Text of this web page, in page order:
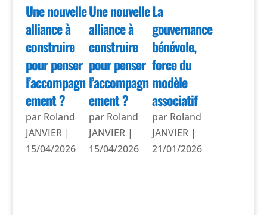
Une nouvelle
alliance à
construire
pour penser
l’accompagn
ement ?
par Roland
JANVIER|
15/04/2026
Une nouvelle
alliance à
construire
pour penser
l’accompagn
ement ?
par Roland
JANVIER|
15/04/2026
La
gouvernance
bénévole,
force du
modèle
associatif
par Roland
JANVIER |
21/01/2026